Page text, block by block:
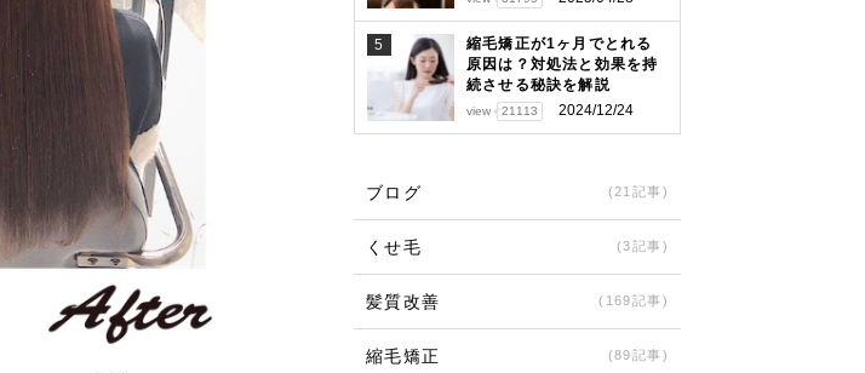
5
縮毛矯正が1ヶ月でとれる
原因は？対処法と効果を持
続させる秘訣を解説
view 21113 2024/12/24
ブログ (21記事)
くせ毛 (3記事)
髪質改善 (169記事)
縮毛矯正 (89記事)